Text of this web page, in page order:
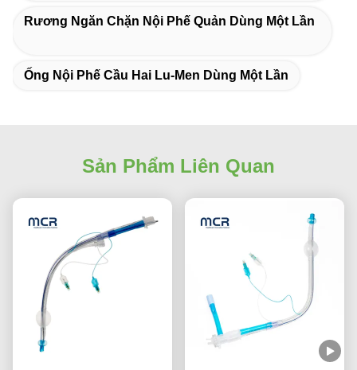
Rương Ngăn Chặn Nội Phế Quản Dùng Một Lần
Ống Nội Phế Cầu Hai Lu-Men Dùng Một Lần
Sản Phẩm Liên Quan